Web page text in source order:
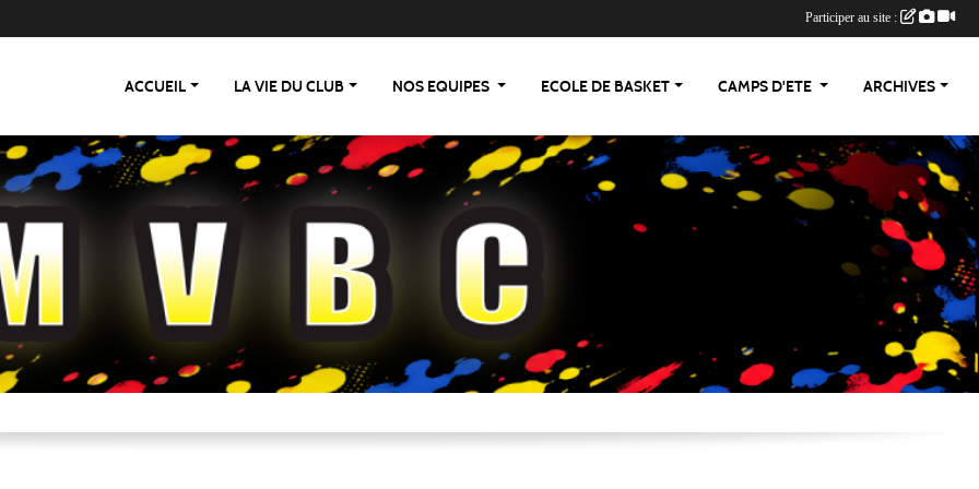
ACCUEIL LA VIE DU CLUB NOS EQUIPES ECOLE DE BASKET CAMPS D'ETE ARCHIVES
Participer au site :